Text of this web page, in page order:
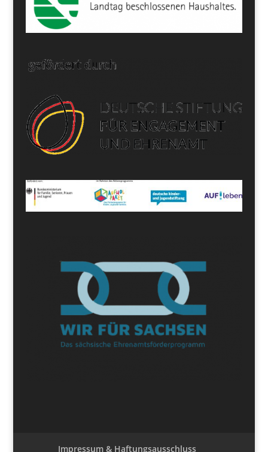
Impressum & Haftungsausschluss